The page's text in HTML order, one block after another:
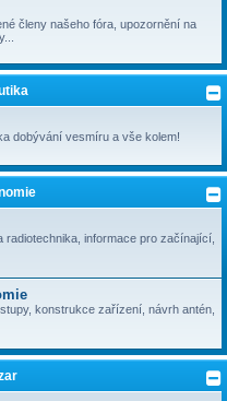
členy našeho fóra, upozornění na
dobývání vesmíru a vše kolem!
radiotechnika, informace pro začínající,
konstrukce zařízení, návrh antén,